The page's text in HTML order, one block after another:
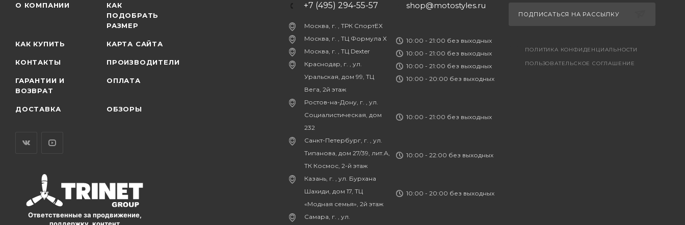
О КОМПАНИИ
КАК
ПОДОБРАТЬ
РАЗМЕР
КАК КУПИТЬ КАРТА САЙТА
КОНТАКТЫ ПРОИЗВОДИТЕЛИ
ГАРАНТИИ И
ВОЗВРАТ
ОПЛАТА
ДОСТАВКА ОБЗОРЫ
Ответственные за продвижение,
+7 (495) 294-55-57
Москва, г. , ТРК СпортЕХ
Москва, г. , ТЦ Формула Х
Москва, г. , ТЦ Dexter
Краснодар, г. , ул.
Уральская, дом 99, ТЦ
Вега, 2й этаж
Ростов-на-Дону, г. , ул.
Социалистическая, дом
232
Санкт-Петербург, г. , ул.
Типанова, дом 27/39, лит.А,
ТК Космос, 2-й этаж
Казань, г. , ул. Бурхана
Шахиди, дом 17, ТЦ
«Модная семья», 2й этаж
Самара, г. , ул.
shop@motostyles.ru
10:00 - 21:00 без выходных
10:00 - 21:00 без выходных
10:00 - 21:00 без выходных
10:00 - 20:00 без выходных
10:00 - 21:00 без выходных
10:00 - 22:00 без выходных
10:00 - 20:00 без выходных
ПОДПИСАТЬСЯ НА РАССЫЛКУ
ПОЛИТИКА КОНФИДЕНЦИАЛЬНОСТИ
ПОЛЬЗОВАТЕЛЬСКОЕ СОГЛАШЕНИЕ